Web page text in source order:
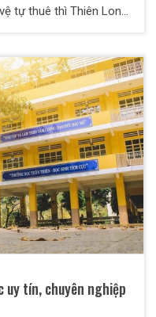
tự thuê thì Thiên Long
và chăm sóc tốt vấn
uy tín, chuyên nghiệp